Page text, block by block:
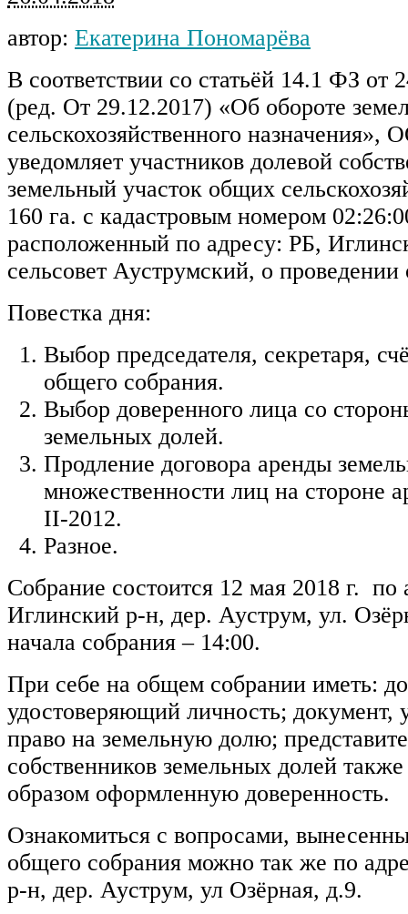
автор: Екатерина Пономарёва
В соответствии со статьёй 14.1 ФЗ от
(ред. От 29.12.2017) «Об обороте
сельскохозяйственного
уведомляет участников долевой
земельный участок общих
160 га. с кадастровым номером
расположенный по адресу: РБ,
сельсовет Ауструмский, о
Повестка дня:
Выбор председателя, секретаря,
общего собрания.
Выбор доверенного лица со
земельных долей.
Продление договора аренды
множественности лиц на стороне
II-2012.
Разное.
Собрание состоится 12 мая 2018 г. по
Иглинский р-н, дер. Ауструм, ул.
начала собрания – 14:00.
При себе на общем собрании иметь:
удостоверяющий личность; документ,
право на земельную долю;
собственников земельных долей
образом оформленную доверенность.
Ознакомиться с вопросами,
общего собрания можно так же по
р-н, дер. Ауструм, ул Озёрная, д.9.